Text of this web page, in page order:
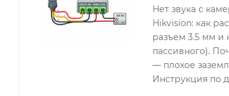
Нет звука с
Hikvision: как
разъем 3.5 мм и
пассивного).
— плохое
Инструкция по